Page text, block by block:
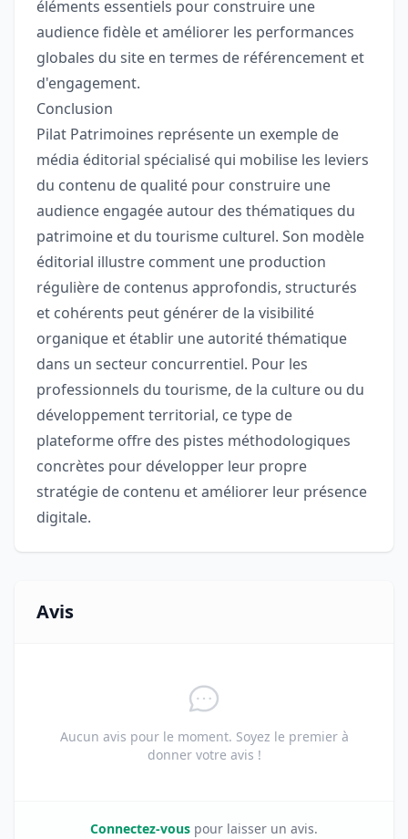
éléments essentiels pour construire une
audience fidèle et améliorer les performances
globales du site en termes de référencement et
d'engagement.
Conclusion
Pilat Patrimoines représente un exemple de
média éditorial spécialisé qui mobilise les leviers
du contenu de qualité pour construire une
audience engagée autour des thématiques du
patrimoine et du tourisme culturel. Son modèle
éditorial illustre comment une production
régulière de contenus approfondis, structurés
et cohérents peut générer de la visibilité
organique et établir une autorité thématique
dans un secteur concurrentiel. Pour les
professionnels du tourisme, de la culture ou du
développement territorial, ce type de
plateforme offre des pistes méthodologiques
concrètes pour développer leur propre
stratégie de contenu et améliorer leur présence
digitale.
Avis
Aucun avis pour le moment. Soyez le premier à
donner votre avis !
Connectez-vous pour laisser un avis.